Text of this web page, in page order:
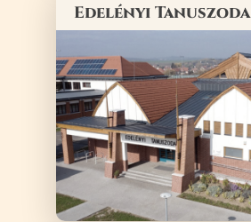
Edelényi Tanuszoda